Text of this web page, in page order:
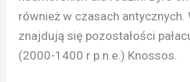
również w czasach antycznych.
znajdują się pozostałości
(2000-1400 r p.n.e.) Knossos.